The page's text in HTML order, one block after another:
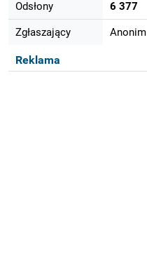
Odsłony 6 377
Zgłaszający Anonim
Reklama